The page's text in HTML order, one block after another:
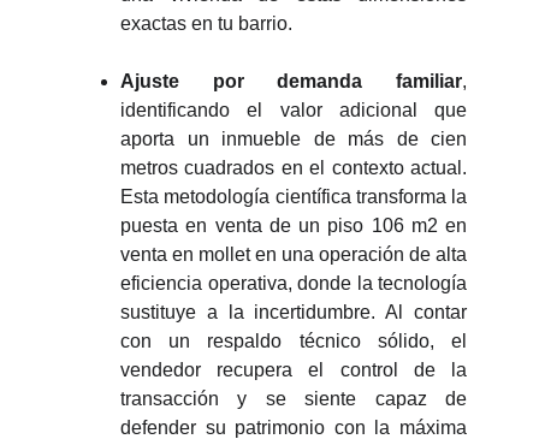
exactas en tu barrio.
Ajuste por demanda familiar,
identificando el valor adicional que
aporta un inmueble de más de cien
metros cuadrados en el contexto actual.
Esta metodología científica transforma la
puesta en venta de un piso 106 m2 en
venta en mollet en una operación de alta
eficiencia operativa, donde la tecnología
sustituye a la incertidumbre. Al contar
con un respaldo técnico sólido, el
vendedor recupera el control de la
transacción y se siente capaz de
defender su patrimonio con la máxima